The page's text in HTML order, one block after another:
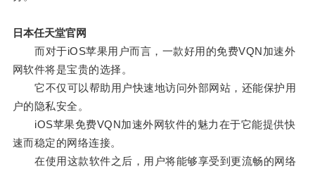
日本任天堂官网
而对于iOS苹果用户而言，一款好用的免费VQN加速外
网软件将是宝贵的选择。
它不仅可以帮助用户快速地访问外部网站，还能保护用
户的隐私安全。
iOS苹果免费VQN加速外网软件的魅力在于它能提供快
速而稳定的网络连接。
在使用这款软件之后，用户将能够享受到更流畅的网络